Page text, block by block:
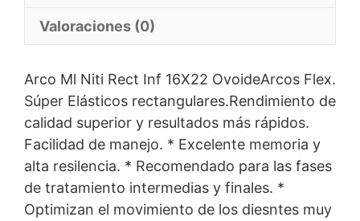
Valoraciones (0)
Arco Ml Niti Rect Inf 16X22 OvoideArcos Flex.
Súper Elásticos rectangulares.Rendimiento de
calidad superior y resultados más rápidos.
Facilidad de manejo. * Excelente memoria y
alta resilencia. * Recomendado para las fases
de tratamiento intermedias y finales. *
Optimizan el movimiento de los diesntes muy